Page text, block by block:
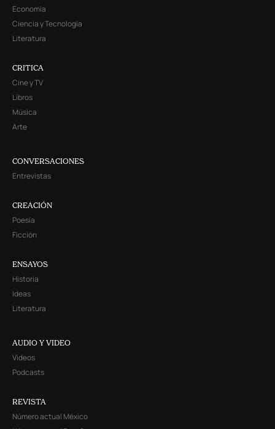
Economía
Ciencia y Tecnología
Literatura
CRITICA
Cine y TV
Libros
Música
Arte
CONVERSACIONES
Entrevistas
CREACIÓN
Poesía
Ficción
ENSAYOS
Historia
Ideas
Literatura
AUDIO Y VIDEO
Videos
Podcasts
REVISTA
Número actual México